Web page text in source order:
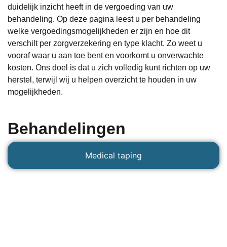
duidelijk inzicht heeft in de vergoeding van uw
behandeling. Op deze pagina leest u per behandeling
welke vergoedingsmogelijkheden er zijn en hoe dit
verschilt per zorgverzekering en type klacht. Zo weet u
vooraf waar u aan toe bent en voorkomt u onverwachte
kosten. Ons doel is dat u zich volledig kunt richten op uw
herstel, terwijl wij u helpen overzicht te houden in uw
mogelijkheden.
Behandelingen
Medical taping